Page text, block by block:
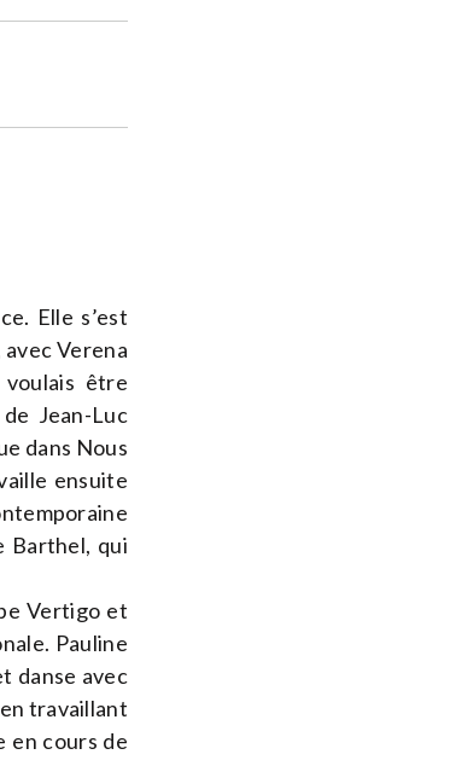
Elle s’est
Verena
être
Jean-Luc
dans Nous
ensuite
Barthel, qui
Vertigo et
Pauline
danse avec
travaillant
en cours de